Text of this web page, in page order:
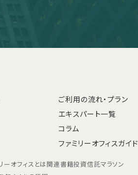
ご利用の流れ・プラン
エキスパート一覧
コラム
ファミリーオフィスガイド
ーオフィスとは関連書籍投資信託マラソン